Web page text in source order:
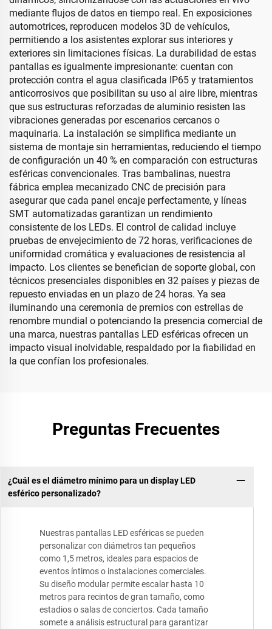
mediante flujos de datos en tiempo real. En exposiciones
automotrices, reproducen modelos 3D de vehículos,
permitiendo a los asistentes explorar sus interiores y
exteriores sin limitaciones físicas. La durabilidad de estas
pantallas es igualmente impresionante: cuentan con
protección contra el agua clasificada IP65 y tratamientos
anticorrosivos que posibilitan su uso al aire libre, mientras
que sus estructuras reforzadas de aluminio resisten las
vibraciones generadas por escenarios cercanos o
maquinaria. La instalación se simplifica mediante un
sistema de montaje sin herramientas, reduciendo el tiempo
de configuración un 40 % en comparación con estructuras
esféricas convencionales. Tras bambalinas, nuestra
fábrica emplea mecanizado CNC de precisión para
asegurar que cada panel encaje perfectamente, y líneas
SMT automatizadas garantizan un rendimiento
consistente de los LEDs. El control de calidad incluye
pruebas de envejecimiento de 72 horas, verificaciones de
uniformidad cromática y evaluaciones de resistencia al
impacto. Los clientes se benefician de soporte global, con
técnicos presenciales disponibles en 32 países y piezas de
repuesto enviadas en un plazo de 24 horas. Ya sea
iluminando una ceremonia de premios con estrellas de
renombre mundial o potenciando la presencia comercial de
una marca, nuestras pantallas LED esféricas ofrecen un
impacto visual inolvidable, respaldado por la fiabilidad en
la que confían los profesionales.
Preguntas Frecuentes
¿Cuál es el diámetro mínimo para un display LED
esférico personalizado?
Nuestras pantallas LED esféricas se pueden
personalizar con diámetros tan pequeños
como 1,5 metros, ideales para espacios de
eventos íntimos o instalaciones comerciales.
Su diseño modular permite escalar hasta 10
metros para recintos de gran tamaño, como
estadios o salas de conciertos. Cada tamaño
somete a análisis estructural para garantizar